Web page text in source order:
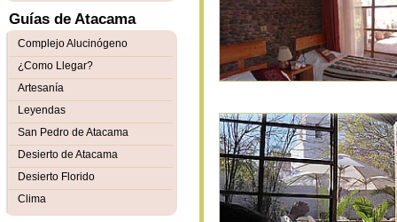
Guías de Atacama
Complejo Alucinógeno
¿Como Llegar?
Artesanía
Leyendas
San Pedro de Atacama
Desierto de Atacama
Desierto Florido
Clima